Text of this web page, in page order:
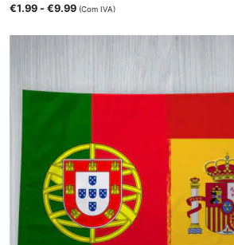
€1.99 -€9.99 (Com IVA)